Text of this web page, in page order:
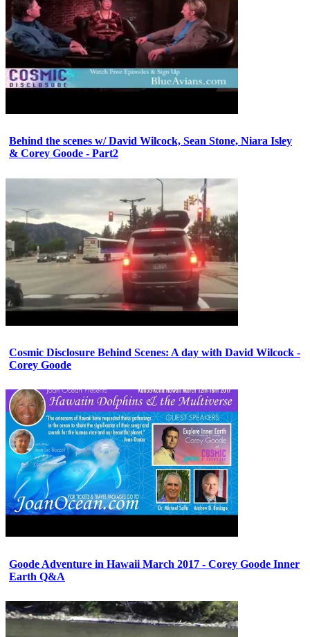
Behind the scenes w/ David Wilcock, Sean Stone, Niara Isley
& Corey Goode - Part2
Cosmic Disclosure Behind Scenes: A day with David Wilcock -
Corey Goode
Goode Adventure in Hawaii March 2017 - Corey Goode Inner
Earth Q&A